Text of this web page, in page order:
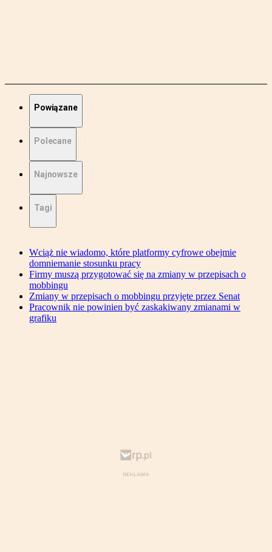
Powiązane
Polecane
Najnowsze
Tagi
Wciąż nie wiadomo, które platformy cyfrowe obejmie
domniemanie stosunku pracy
Firmy muszą przygotować się na zmiany w przepisach o
mobbingu
Zmiany w przepisach o mobbingu przyjęte przez Senat
Pracownik nie powinien być zaskakiwany zmianami w
grafiku